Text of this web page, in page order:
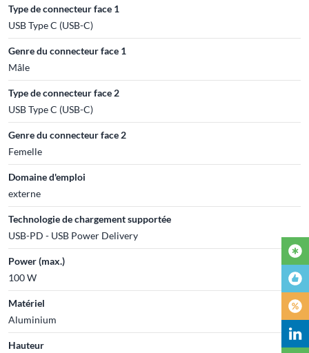
Type de connecteur face 1
USB Type C (USB-C)
Genre du connecteur face 1
Mâle
Type de connecteur face 2
USB Type C (USB-C)
Genre du connecteur face 2
Femelle
Domaine d'emploi
externe
Technologie de chargement supportée
USB-PD - USB Power Delivery
Power (max.)
100 W
Matériel
Aluminium
Hauteur